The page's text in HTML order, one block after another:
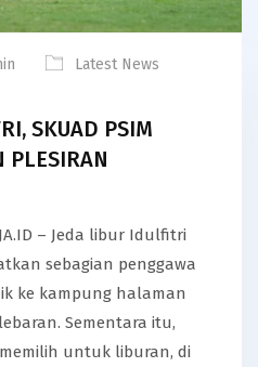
Latest News
SKUAD PSIM
PLESIRAN
– Jeda libur Idulfitri
sebagian penggawa
ke kampung halaman
Sementara itu,
untuk liburan, di